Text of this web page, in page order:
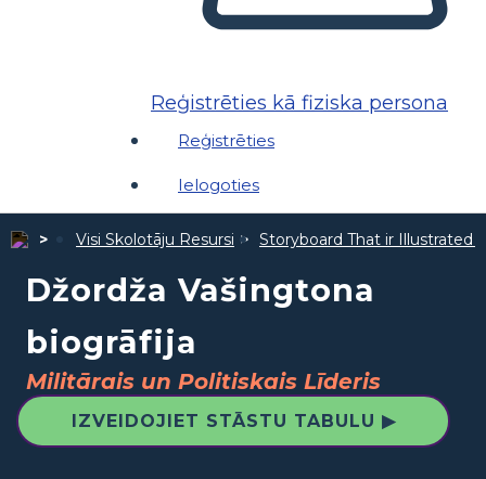
Reģistrēties kā fiziska persona
Reģistrēties
Ielogoties
Visi Skolotāju Resursi Storyboard That ir Illustrated
Džordža Vašingtona
biogrāfija
Militārais un Politiskais Līderis
IZVEIDOJIET STĀSTU TABULU ▶